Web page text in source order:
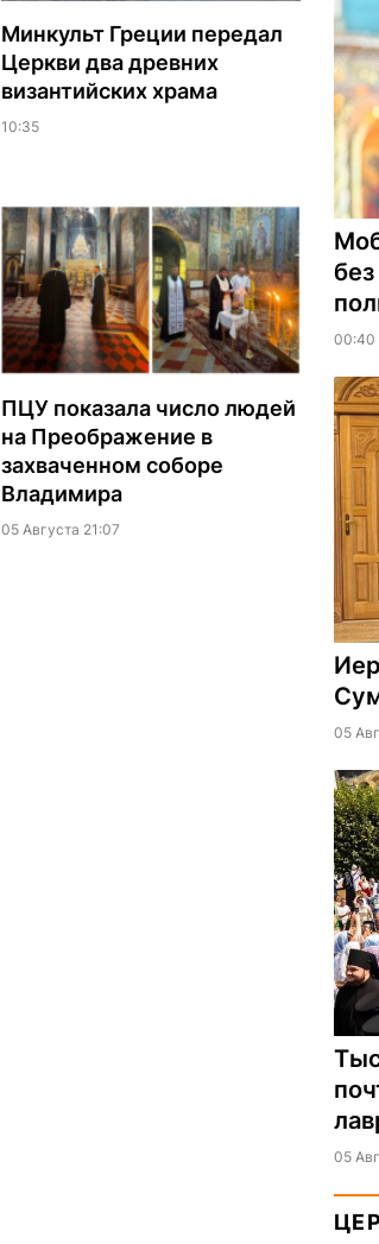
Минкульт Греции передал
Церкви два древних
византийских храма
10:35
ПЦУ показала число людей
на Преображение в
захваченном соборе
Владимира
05 Августа 21:07
00:40
05
05